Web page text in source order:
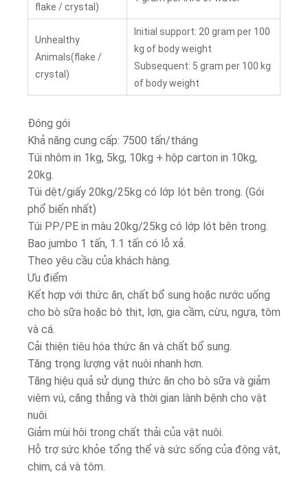
flake / crystal)
Unhealthy
Animals(flake /
crystal)
Initial support: 20 gram per 100
kg of body weight
Subsequent: 5 gram per 100 kg
of body weight
Đóng gói
Khả năng cung cấp: 7500 tấn/tháng
Túi nhôm in 1kg, 5kg, 10kg + hộp carton in 10kg,
20kg.
Túi dệt/giấy 20kg/25kg có lớp lót bên trong. (Gói
phổ biến nhất)
Túi PP/PE in màu 20kg/25kg có lớp lót bên trong.
Bao jumbo 1 tấn, 1.1 tấn có lỗ xả.
Theo yêu cầu của khách hàng.
Ưu điểm
Kết hợp với thức ăn, chất bổ sung hoặc nước uống
cho bò sữa hoặc bò thịt, lợn, gia cầm, cừu, ngựa, tôm
và cá.
Cải thiện tiêu hóa thức ăn và chất bổ sung.
Tăng trọng lượng vật nuôi nhanh hơn.
Tăng hiệu quả sử dụng thức ăn cho bò sữa và giảm
viêm vú, căng thẳng và thời gian lành bệnh cho vật
nuôi.
Giảm mùi hôi trong chất thải của vật nuôi.
Hỗ trợ sức khỏe tổng thể và sức sống của động vật,
chim, cá và tôm.